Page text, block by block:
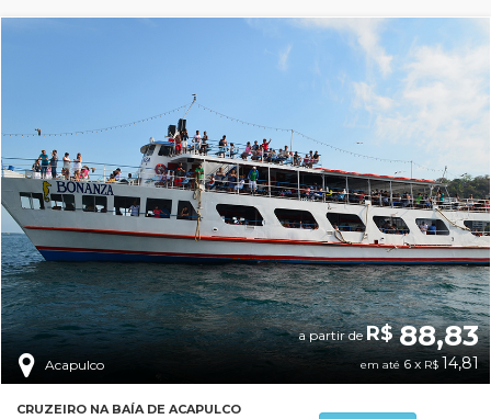
a partir deR$88,83
em até 6 x R$ 14,81
Acapulco
CRUZEIRO NA BAÍA DE ACAPULCO